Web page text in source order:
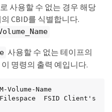
사용할 수 없는 경우 해당
CBID를 식별합니다.
사용할 수 없는 테이프의
명령의 출력 예입니다.
Filespace  FSID Client's